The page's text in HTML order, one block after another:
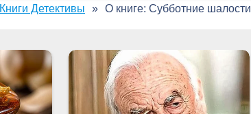
Книги Детективы О книге: Субботние шалости